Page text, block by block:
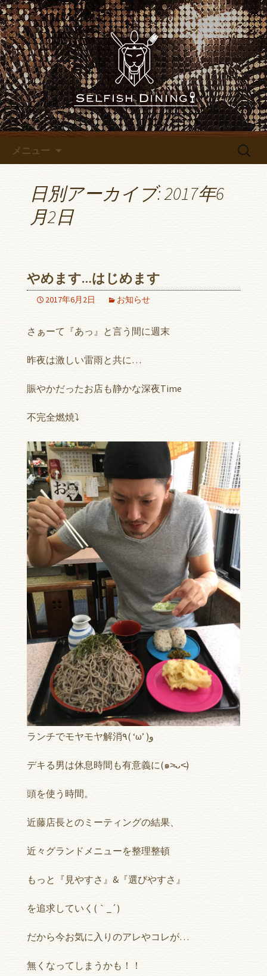
名古屋錦にあるレストランバ
ー「SELFISH DINING～セルフ
ィッシュダイニング～」のブ
ログ
名古屋錦にあるレストランバー
「SELFISH DINING～セルフィッシュダイ
ニング～」のブログです
メニュー
検
日別アーカイブ: 2017年6
月2日
やめます…はじめます
2017年6月2日 お知らせ
さぁーて『あっ』と言う間に週末
昨夜は激しい雷雨と共に…
賑やかだったお店も静かな深夜Time
不完全燃焼⤵︎
ランチでモヤモヤ解消٩( ‘ω’ )و
デキる男は休息時間も有意義に(๑˃̵ᴗ˂̵)
頭を使う時間。
近藤店長とのミーティングの結果、
近々グランドメニューを整理整頓
もっと『見やすさ』&『選びやすさ』
を追求していく(｀_´)ゞ
だから今お気に入りのアレやコレが…
無くなってしまうかも！！